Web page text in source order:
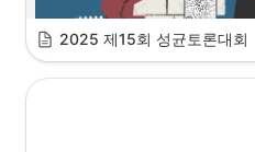
2025 제15회 성균토론대회